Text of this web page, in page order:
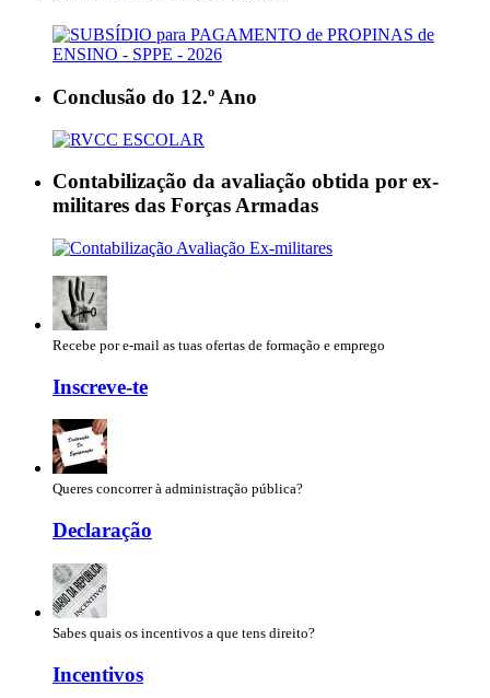
Conclusão do 12.º Ano
Contabilização da avaliação obtida por ex-
militares das Forças Armadas
Recebe por e-mail as tuas ofertas de formação e emprego
Inscreve-te
Queres concorrer à administração pública?
Declaração
Sabes quais os incentivos a que tens direito?
Incentivos